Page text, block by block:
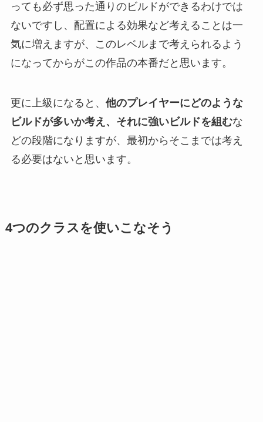
っても必ず思った通りのビルドができるわけでは
ないですし、配置による効果など考えることは一
気に増えますが、このレベルまで考えられるよう
になってからがこの作品の本番だと思います。
更に上級になると、 他のプレイヤーにどのような
ビルドが多いか考え、それに強いビルドを組むな
どの段階になりますが、最初からそこまでは考え
る必要はないと思います。
4つのクラスを使いこなそう